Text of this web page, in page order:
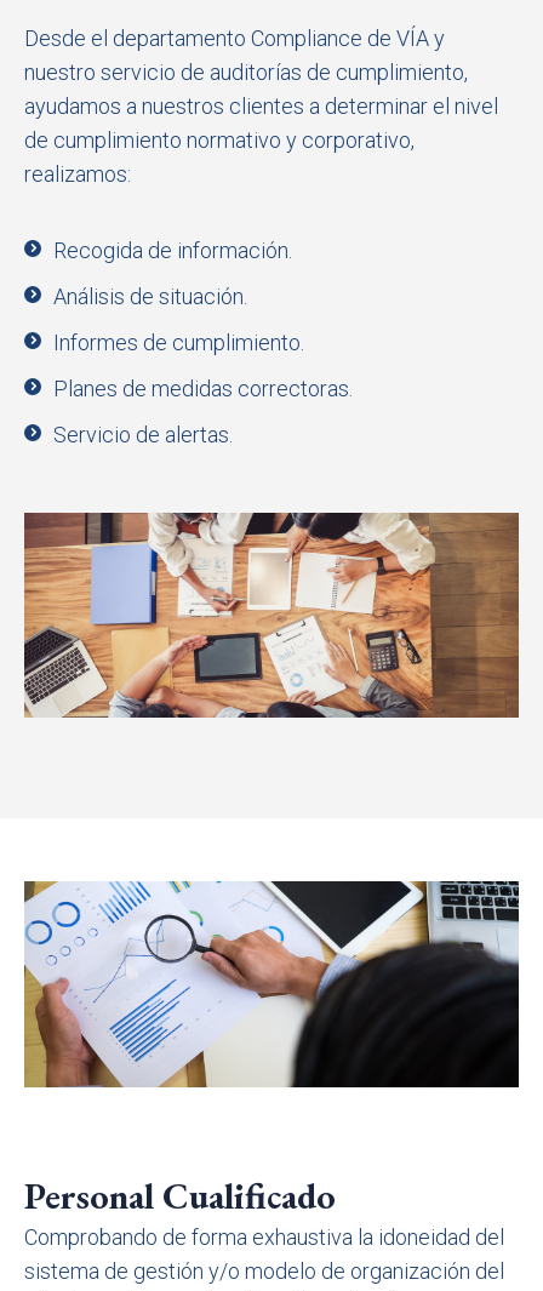
Desde el departamento Compliance de VÍA y
nuestro servicio de auditorías de cumplimiento,
ayudamos a nuestros clientes a determinar el nivel
de cumplimiento normativo y corporativo,
realizamos:
Recogida de información.
Análisis de situación.
Informes de cumplimiento.
Planes de medidas correctoras.
Servicio de alertas.
Personal Cualificado
Comprobando de forma exhaustiva la idoneidad del
sistema de gestión y/o modelo de organización del